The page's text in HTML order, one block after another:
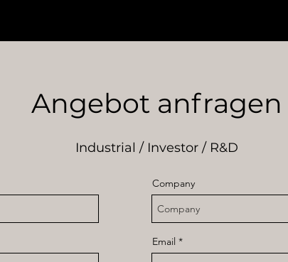
Angebot anfragen
Industrial / Investor / R&D
Company
Email